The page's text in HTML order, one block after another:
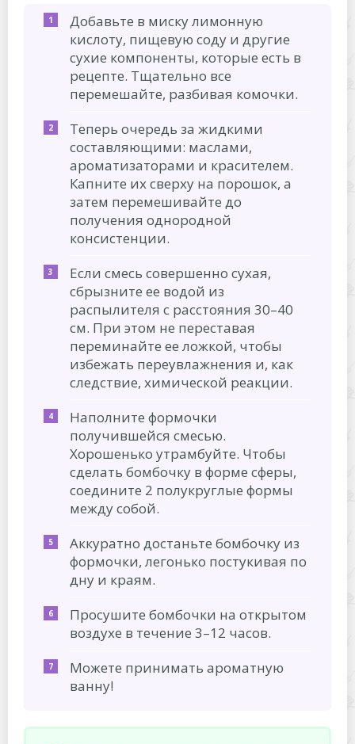
Добавьте в миску лимонную
кислоту, пищевую соду и другие
сухие компоненты, которые есть в
рецепте. Тщательно все
перемешайте, разбивая комочки.
Теперь очередь за жидкими
составляющими: маслами,
ароматизаторами и красителем.
Капните их сверху на порошок, а
затем перемешивайте до
получения однородной
консистенции.
Если смесь совершенно сухая,
сбрызните ее водой из
распылителя с расстояния 30–40
см. При этом не переставая
переминайте ее ложкой, чтобы
избежать переувлажнения и, как
следствие, химической реакции.
Наполните формочки
получившейся смесью.
Хорошенько утрамбуйте. Чтобы
сделать бомбочку в форме сферы,
соедините 2 полукруглые формы
между собой.
Аккуратно достаньте бомбочку из
формочки, легонько постукивая по
дну и краям.
Просушите бомбочки на открытом
воздухе в течение 3–12 часов.
Можете принимать ароматную
ванну!